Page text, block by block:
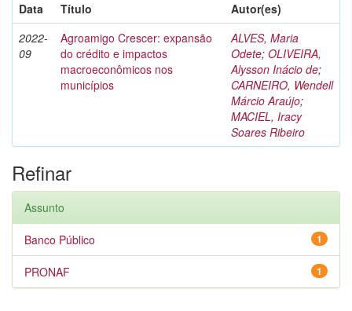
Data
Título
Autor(es)
2022-
09
Agroamigo Crescer: expansão
do crédito e impactos
macroeconômicos nos
municípios
ALVES, Maria
Odete; OLIVEIRA,
Alysson Inácio de;
CARNEIRO, Wendell
Márcio Araújo;
MACIEL, Iracy
Soares Ribeiro
Refinar
Assunto
1
Banco Público
1
PRONAF